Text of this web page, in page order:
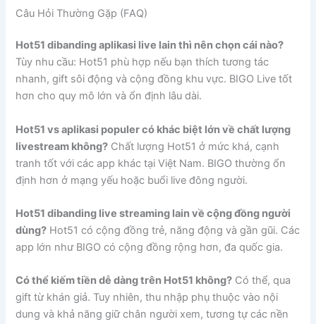
Câu Hỏi Thường Gặp (FAQ)
Hot51 dibanding aplikasi live lain thì nên chọn cái nào?
Tùy nhu cầu: Hot51 phù hợp nếu bạn thích tương tác
nhanh, gift sôi động và cộng đồng khu vực. BIGO Live tốt
hơn cho quy mô lớn và ổn định lâu dài.
Hot51 vs aplikasi populer có khác biệt lớn về chất lượng
livestream không? Chất lượng Hot51 ở mức khá, cạnh
tranh tốt với các app khác tại Việt Nam. BIGO thường ổn
định hơn ở mạng yếu hoặc buổi live đông người.
Hot51 dibanding live streaming lain về cộng đồng người
dùng? Hot51 có cộng đồng trẻ, năng động và gần gũi. Các
app lớn như BIGO có cộng đồng rộng hơn, đa quốc gia.
Có thể kiếm tiền dễ dàng trên Hot51 không? Có thể, qua
gift từ khán giả. Tuy nhiên, thu nhập phụ thuộc vào nội
dung và khả năng giữ chân người xem, tương tự các nền